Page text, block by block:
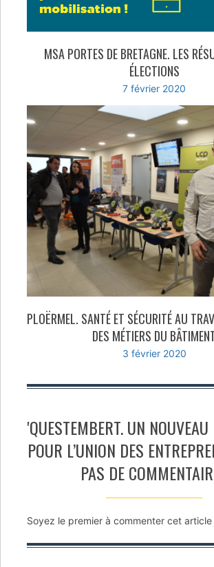
MSA PORTES DE BRETAGNE. LES
ÉLECTIONS
7 février 2020
PLOËRMEL. SANTÉ ET SÉCURITÉ AU
DES MÉTIERS DU
3 février 2020
'QUESTEMBERT. UN
POUR L’UNION DES
PAS DE
Soyez le premier à commenter cet article